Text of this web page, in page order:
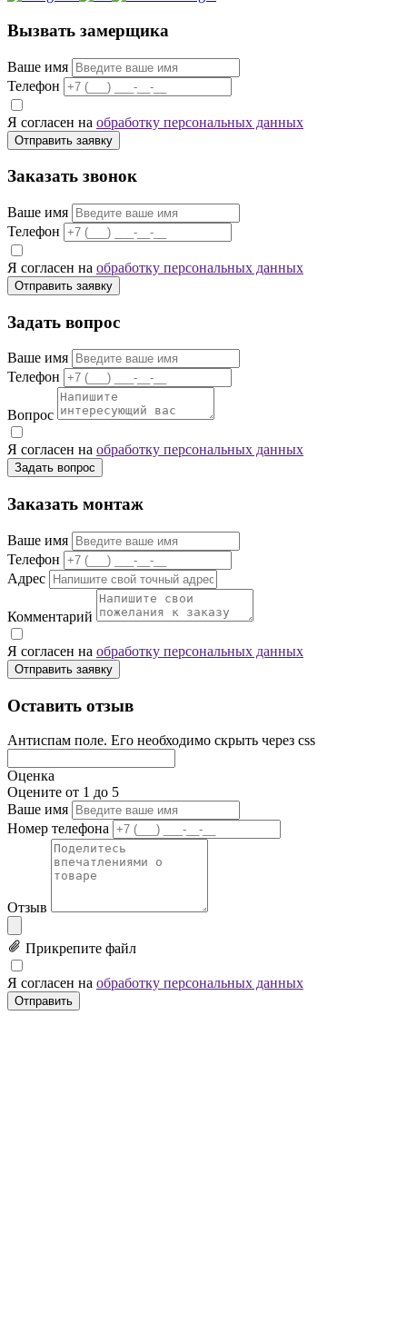
Вызвать замерщика
Ваше имя
Телефон
Я согласен на обработку персональных данных
Отправить заявку
Заказать звонок
Ваше имя
Телефон
Я согласен на обработку персональных данных
Отправить заявку
Задать вопрос
Ваше имя
Телефон
Вопрос
Я согласен на обработку персональных данных
Задать вопрос
Заказать монтаж
Ваше имя
Телефон
Адрес
Комментарий
Я согласен на обработку персональных данных
Отправить заявку
Оставить отзыв
Антиспам поле. Его необходимо скрыть через css
Оценка
Оцените от 1 до 5
Ваше имя
Номер телефона
Отзыв
Прикрепите файл
Я согласен на обработку персональных данных